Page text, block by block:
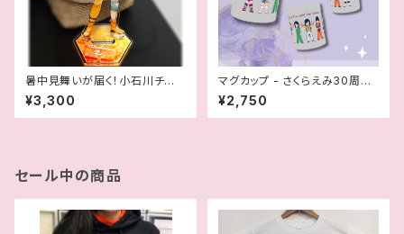
暑中見舞いが届く！小石川チエ
生誕記念アクスタ
¥3,300
マグカップ - さくらえみ30周年
記念
¥2,750
セール中の商品